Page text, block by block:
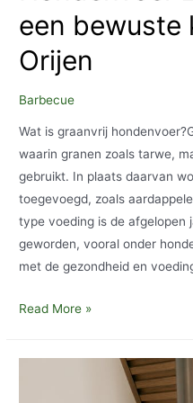
een bewuste
Orijen
Barbecue
Wat is graanvrij
waarin granen zoals tarwe,
gebruikt. In plaats daarvan
toegevoegd, zoals
type voeding is de afgelopen
geworden, vooral onder
met de gezondheid en
Hondenvoer
Read More »